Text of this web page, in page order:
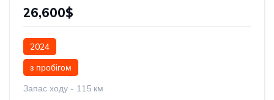
26,600$
2024
з пробігом
Запас ходу - 115 км